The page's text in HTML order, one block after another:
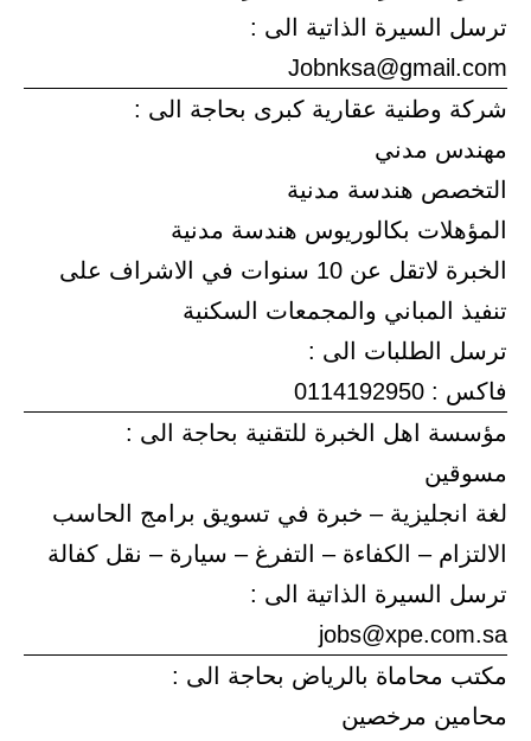
ترسل السيرة الذاتية الى :
Jobnksa@gmail.com
شركة وطنية عقارية كبرى بحاجة الى :
مهندس مدني
التخصص هندسة مدنية
المؤهلات بكالوريوس هندسة مدنية
الخبرة لاتقل عن 10 سنوات في الاشراف على
تنفيذ المباني والمجمعات السكنية
ترسل الطلبات الى :
فاكس : 0114192950
مؤسسة اهل الخبرة للتقنية بحاجة الى :
مسوقين
لغة انجليزية – خبرة في تسويق برامج الحاسب
الالتزام – الكفاءة – التفرغ – سيارة – نقل كفالة
ترسل السيرة الذاتية الى :
jobs@xpe.com.sa
مكتب محاماة بالرياض بحاجة الى :
محامين مرخصين